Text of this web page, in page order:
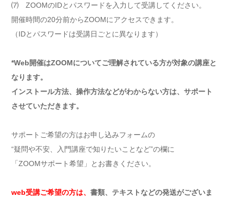
⑺ ZOOMのIDとパスワードを入力して受講してください。
開催時間の20分前からZOOMにアクセスできます。
（IDとパスワードは受講日ごとに異なります）
*Web開催はZOOMについてご理解されている方が対象の講座と
なります。
インストール方法、操作方法などがわからない方は、サポート
させていただきます。
サポートご希望の方はお申し込みフォームの
“疑問や不安、入門講座で知りたいことなど”の欄に
「ZOOMサポート希望」とお書きください。
web受講ご希望の方は、 書類、テキストなどの発送がございま